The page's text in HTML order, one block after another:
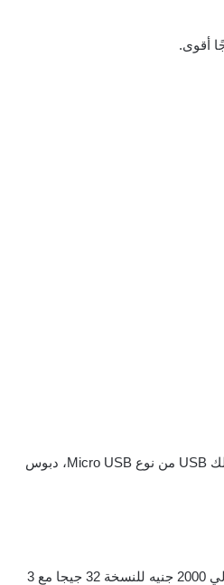
ستجد في علبة الهاتف: جهاز Realme C2، إسكرينة لحماية الشاشة، شاحن، سلك USB من نوع Micro USB، دبوس
سعر الهاتف في السوق حالياً: 2200 جنيه للنسخة 64 جيجا مع 3 جيجا رام، وحوالي 2000 جنيه للنسخة 32 جيجا مع 3